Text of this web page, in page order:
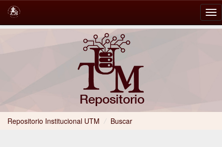
Repositorio Institucional UTM / Buscar